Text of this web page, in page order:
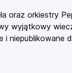
oraz orkiestry
wyjątkowy
i niepublikowane